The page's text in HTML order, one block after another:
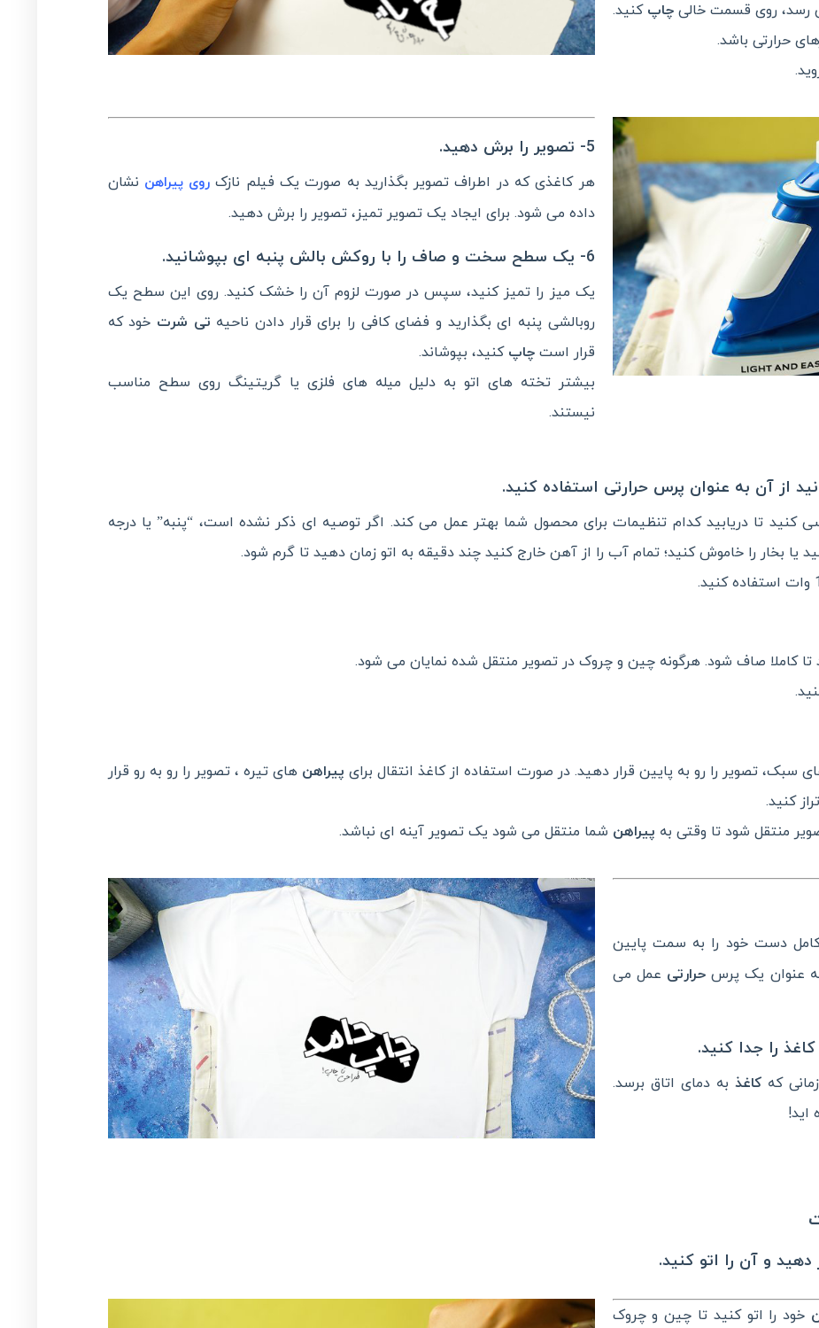
رسد، روی قسمت خالی چاپ کنید.
حرارتی باشد.
5- تصویر را برش دهید.
هر کاغذی که در اطراف تصویر بگذارید به صورت یک فیلم نازک روی پیراهن نشان
داده می شود. برای ایجاد یک تصویر تمیز، تصویر را برش دهید.
6- یک سطح سخت و صاف را با روکش بالش پنبه ای بپوشانید.
یک میز را تمیز کنید، سپس در صورت لزوم آن را خشک کنید. روی این سطح یک
روبالشی پنبه ای بگذارید و فضای کافی را برای قرار دادن ناحیه تی شرت خود که
قرار استچاپ کنید، بپوشاند.
بیشتر تخته های اتو به دلیل میله های فلزی یا گریتینگ روی سطح مناسب
نیستند.
کنید تا دریابید کدام تنظیمات برای محصول شما بهتر عمل می کند. اگر توصیه ای ذکر نشده است، “پنبه” یا درجه
یا بخار را خاموش کنید؛ تمام آب را از آهن خارج کنید چند دقیقه به اتو زمان دهید تا گرم شود.
تا کاملا صاف شود. هرگونه چین و چروک در تصویر منتقل شده نمایان می شود.
سبک، تصویر را رو به پایین قرار دهید. در صورت استفاده از کاغذ انتقال برای پیراهن های تیره ، تصویر را رو به رو قرار
کنید.
منتقل شود تا وقتی به پیراهن شما منتقل می شود یک تصویر آینه ای نباشد.
دست خود را به سمت پایین
به عنوان یک پرس حرارتی عمل می
کهکاغذ به دمای اتاق برسد.
اید!
خود را اتو کنید تا چین و چروک